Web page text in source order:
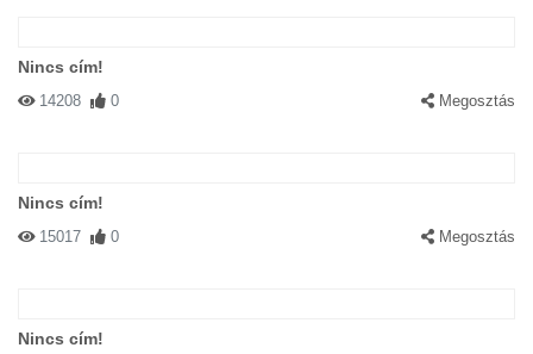
Nincs cím!
14208 0 Megosztás
Nincs cím!
15017 0 Megosztás
Nincs cím!